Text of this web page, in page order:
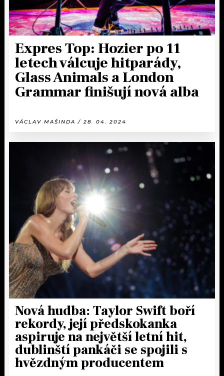
Expres Top: Hozier po 11
letech válcuje hitparády,
Glass Animals a London
Grammar finišují nová alba
VÁCLAV MAŠINDA / 28. 04. 2024
Nová hudba: Taylor Swift boří
rekordy, její předskokanka
aspiruje na největší letní hit,
dublinští pankáči se spojili s
hvězdným producentem